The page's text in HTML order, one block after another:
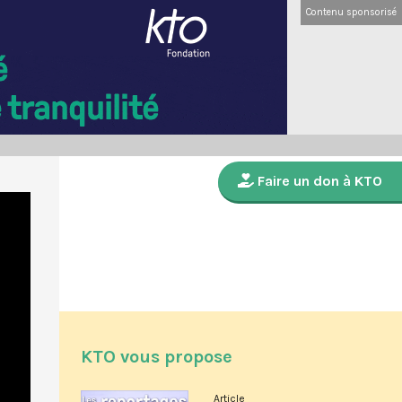
Contenu sponsorisé
Faire un don à KTO
KTO vous propose
Article